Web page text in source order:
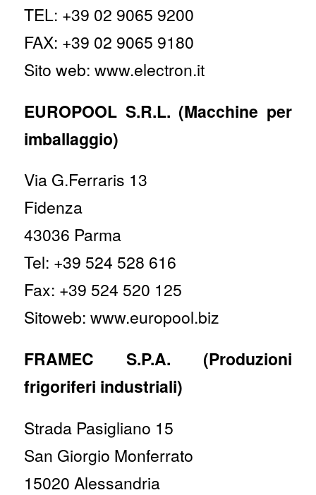
TEL: +39 02 9065 9200
FAX: +39 02 9065 9180
Sito web: www.electron.it
EUROPOOL S.R.L. (Macchine per
imballaggio)
Via G.Ferraris 13
Fidenza
43036 Parma
Tel: +39 524 528 616
Fax: +39 524 520 125
Sitoweb: www.europool.biz
FRAMEC S.P.A. (Produzioni
frigoriferi industriali)
Strada Pasigliano 15
San Giorgio Monferrato
15020 Alessandria